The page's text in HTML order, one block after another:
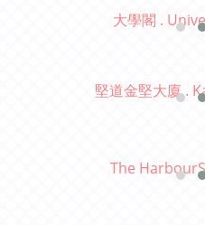
大學閣 .
堅道金堅大廈 .
The